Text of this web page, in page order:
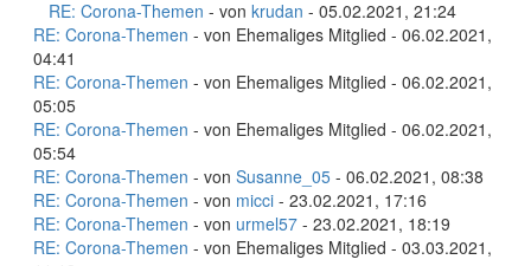
RE: Corona-Themen - von krudan - 05.02.2021, 21:24
RE: Corona-Themen - von Ehemaliges Mitglied - 06.02.2021,
04:41
RE: Corona-Themen - von Ehemaliges Mitglied - 06.02.2021,
05:05
RE: Corona-Themen - von Ehemaliges Mitglied - 06.02.2021,
05:54
RE: Corona-Themen - von Susanne_05 - 06.02.2021, 08:38
RE: Corona-Themen - von micci - 23.02.2021, 17:16
RE: Corona-Themen - von urmel57 - 23.02.2021, 18:19
RE: Corona-Themen - von Ehemaliges Mitglied - 03.03.2021,